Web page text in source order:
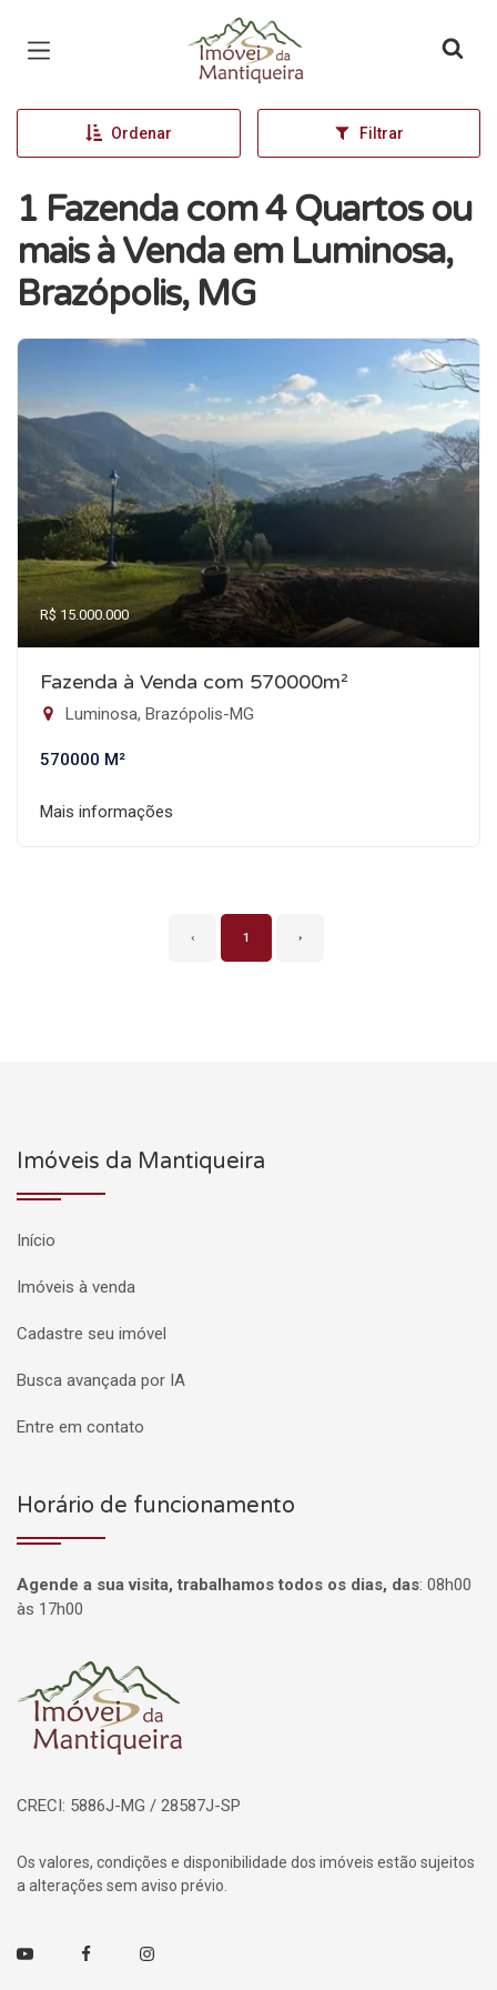
Página inicial
Ordenar Filtrar
1 Fazenda com 4 Quartos ou
mais à Venda em Luminosa,
Brazópolis, MG
R$ 15.000.000
Fazenda à Venda com 570000m²
Luminosa, Brazópolis-MG
570000 M²
Mais informações
‹ 1 ›
Imóveis da Mantiqueira
Início
Imóveis à venda
Cadastre seu imóvel
Busca avançada por IA
Entre em contato
Horário de funcionamento
Agende a sua visita, trabalhamos todos os dias, das: 08h00
às 17h00
Página inicial
CRECI: 5886J-MG / 28587J-SP
Os valores, condições e disponibilidade dos imóveis estão sujeitos
a alterações sem aviso prévio.
Youtube FacebookInstagram